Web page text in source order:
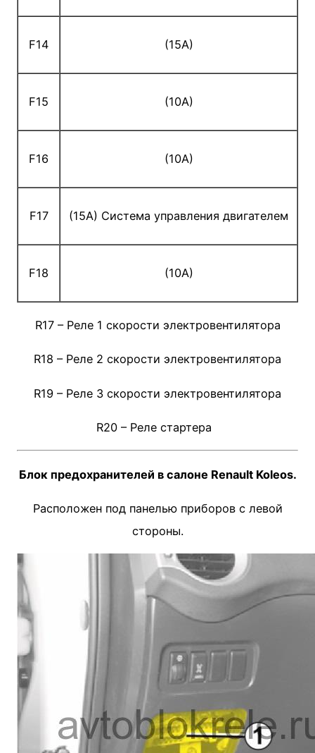
F14 (15A)
F15 (10A)
F16 (10A)
F17 (15A) Система управления двигателем
F18 (10A)
R17 – Реле 1 скорости электровентилятора
R18 – Реле 2 скорости электровентилятора
R19 – Реле 3 скорости электровентилятора
R20 – Реле стартера
Блок предохранителей в салоне Renault Koleos.
Расположен под панелью приборов с левой
стороны.